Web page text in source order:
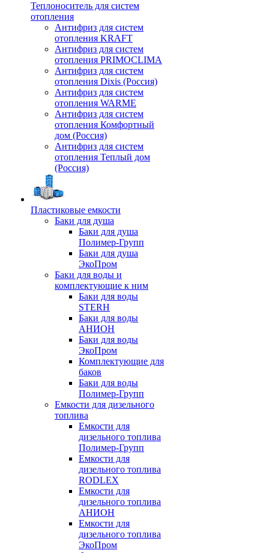
Теплоноситель для систем
отопления
Антифриз для систем
отопления KRAFT
Антифриз для систем
отопления PRIMOCLIMA
Антифриз для систем
отопления Dixis (Россия)
Антифриз для систем
отопления WARME
Антифриз для систем
отопления Комфортный
дом (Россия)
Антифриз для систем
отопления Теплый дом
(Россия)
Пластиковые емкости
Баки для душа
Баки для душа
Полимер-Групп
Баки для душа
ЭкоПром
Баки для воды и
комплектующие к ним
Баки для воды
STERH
Баки для воды
АНИОН
Баки для воды
ЭкоПром
Комплектующие для
баков
Баки для воды
Полимер-Групп
Емкости для дизельного
топлива
Емкости для
дизельного топлива
Полимер-Групп
Емкости для
дизельного топлива
RODLEX
Емкости для
дизельного топлива
АНИОН
Емкости для
дизельного топлива
ЭкоПром